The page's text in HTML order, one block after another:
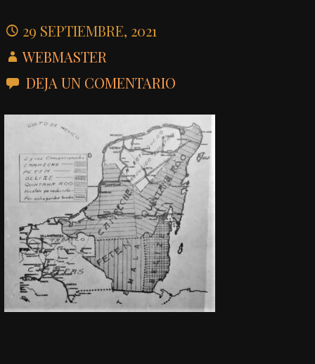
29 SEPTIEMBRE, 2021
WEBMASTER
DEJA UN COMENTARIO